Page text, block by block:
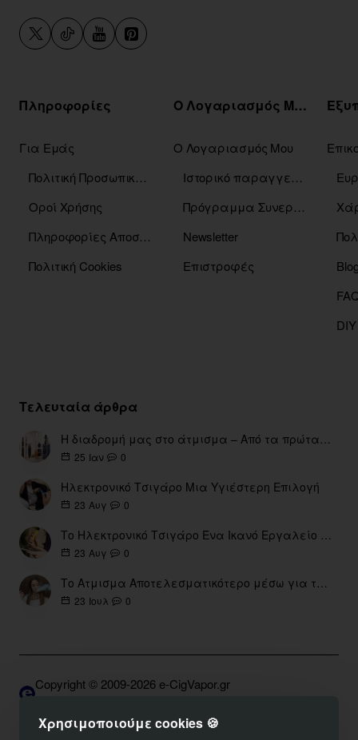
Χρησιμοποιούμε cookies 🍪
Πληροφορίες
Για Εμάς
Πολιτική Προσωπικών Δεδομένων
Οροί Χρήσης
Πληροφορίες Αποστόλης
Πολιτική Cookies
Ο Λογαριασμός Μου
Ο Λογαριασμός Μου
Ιστορικό παραγγελιών
Πρόγραμμα Συνεργατών
Newsletter
Επιστροφές
Τελευταία άρθρα
Η διαδρομή μας στο άτμισμα – Από τα πρώτα eGo έως τη σύγχρονη εποχή
25 Ιαν 0
Ηλεκτρονικό Τσιγάρο Μια Υγιέστερη Επιλογή
23 Αυγ 0
Το Ηλεκτρονικό Τσιγάρο Ένα Ικανό Εργαλείο για τη Διακοπή του Καπνίσματος
23 Αυγ 0
Το Ατμισμα Αποτελεσματικότερο μέσω για την διακοπή Καπνίσματος
23 Ιουλ 0
Copyright © 2009-2026 e-CigVapor.gr